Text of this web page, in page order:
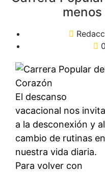
El descanso
vacacional nos invita
a la desconexión y al
cambio de rutinas en
nuestra vida diaria.
Para volver con